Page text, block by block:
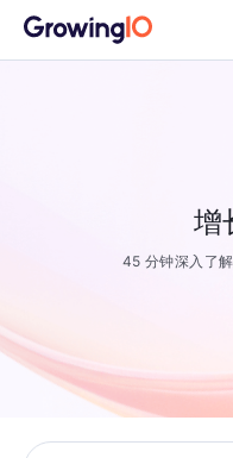
增
45 分钟深入了